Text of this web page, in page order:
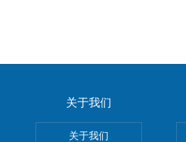
关于我们
关于我们